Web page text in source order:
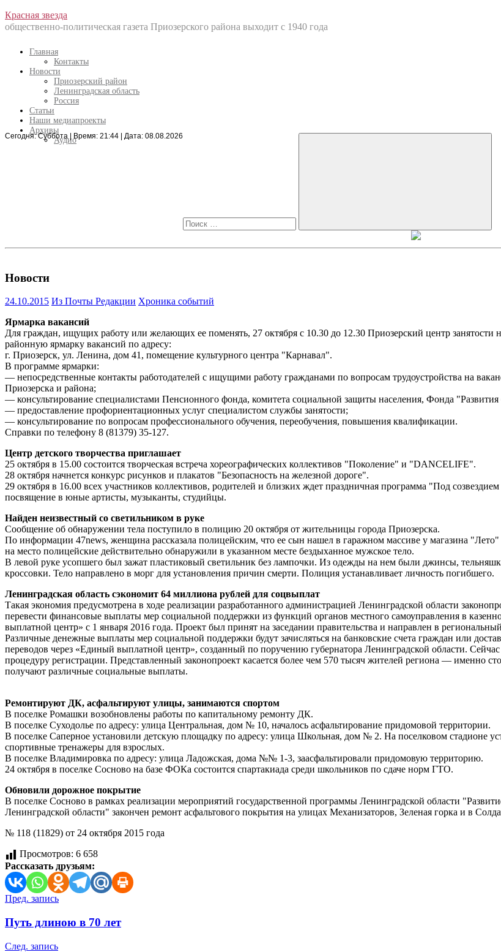
Перейти
к
Красная звезда
общественно-политическая газета Приозерского района выходит с 1940 года
Главная
Контакты
Новости
Приозерский район
Ленинградская область
Россия
Статьи
Наши медиапроекты
Архивы
Аудио
Сегодня: Суббота | Время: 21:44 | Дата: 08.08.2026
Искать
Новости
24.10.2015 Из Почты Редакции Хроника событий
Ярмарка вакансий
Для граждан, ищущих работу или желающих ее поменять, 27 октября с 10.30 до 12.30 Приозерский центр занятости
районную ярмарку вакансий по адресу:
г. Приозерск, ул. Ленина, дом 41, помещение культурного центра "Карнавал".
В программе ярмарки:
— непосредственные контакты работодателей с ищущими работу гражданами по вопросам трудоустройства на
Приозерска и района;
— консультирование специалистами Пенсионного фонда, комитета социальной защиты населения, Фонда "Развития
— предоставление профориентационных услуг специалистом службы занятости;
— консультирование по вопросам профессионального обучения, переобучения, повышения квалификации.
Справки по телефону 8 (81379) 35-127.
Центр детского творчества приглашает
25 октября в 15.00 состоится творческая встреча хореографических коллективов "Поколение" и "DANCELIFE".
28 октября начнется конкурс рисунков и плакатов "Безопасность на железной дороге".
29 октября в 16.00 всех участников коллективов, родителей и близких ждет праздничная программа "Под
посвящение в юные артисты, музыканты, студийцы.
Найден неизвестный со светильником в руке
Сообщение об обнаружении тела поступило в полицию 20 октября от жительницы города Приозерска.
По информации 47news, женщина рассказала полицейским, что ее сын нашел в гаражном массиве у магазина
на место полицейские действительно обнаружили в указанном месте бездыханное мужское тело.
В левой руке усопшего был зажат пластиковый светильник без лампочки. Из одежды на нем были джинсы,
кроссовки. Тело направлено в морг для установления причин смерти. Полиция устанавливает личность погибшего.
Ленинградская область сэкономит 64 миллиона рублей для соцвыплат
Такая экономия предусмотрена в ходе реализации разработанного администрацией Ленинградской области
перевести финансовые выплаты мер социальной поддержки из функций органов местного самоуправления в
выплатной центр» с 1 января 2016 года. Проект был принят на заседании правительства и направлен в
Различные денежные выплаты мер социальной поддержки будут зачисляться на банковские счета граждан или
переводов через «Единый выплатной центр», созданный по поручению губернатора Ленинградской области.
процедуру регистрации. Представленный законопроект касается более чем 570 тысяч жителей региона — именно
получают различные социальные выплаты.
Ремонтируют ДК, асфальтируют улицы, занимаются спортом
В поселке Ромашки возобновлены работы по капитальному ремонту ДК.
В поселке Суходолье по адресу: улица Центральная, дом № 10, началось асфальтирование придомовой территории.
В поселке Саперное установили детскую площадку по адресу: улица Школьная, дом № 2. На поселковом стадионе
спортивные тренажеры для взрослых.
В поселке Владимировка по адресу: улица Ладожская, дома №№ 1-3, заасфальтировали придомовую территорию.
24 октября в поселке Сосново на базе ФОКа состоится спартакиада среди школьников по сдаче норм ГТО.
Обновили дорожное покрытие
В поселке Сосново в рамках реализации мероприятий государственной программы Ленинградской области
Ленинградской области" закончен ремонт асфальтового покрытия на улицах Механизаторов, Зеленая горка и в
№ 118 (11829) от 24 октября 2015 года
Просмотров: 6 658
Рассказать друзьям:
Навигация
по
записям
Пред. запись
Путь длиною в 70 лет
След. запись